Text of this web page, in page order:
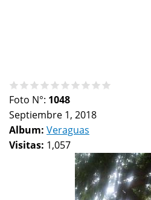
Foto N°: 1048
Septiembre 1, 2018
Album: Veraguas
Visitas: 1,057